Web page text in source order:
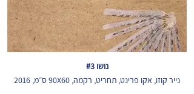
נושו #3
נייר קוזו, אקו פרינט, תחריט, רקמה, 90X60 ס״מ, 2016